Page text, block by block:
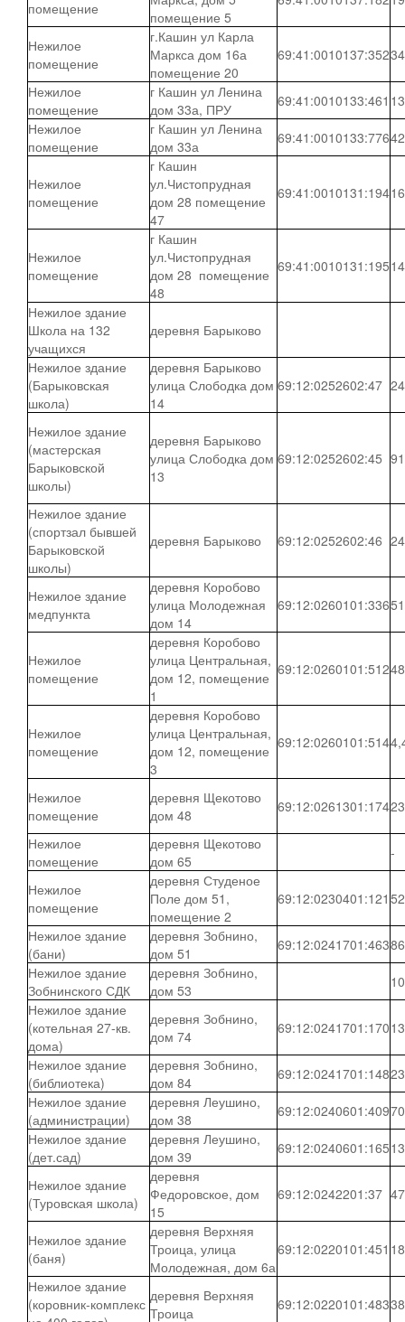
помещение
помещение 5
Нежилое
помещение
г.Кашин ул Карла
Маркса дом 16а
помещение 20
69:41:0010137:352
Нежилое
помещение
г Кашин ул Ленина
дом 33а, ПРУ
69:41:0010133:461
Нежилое
помещение
г Кашин ул Ленина
дом 33а
69:41:0010133:776
Нежилое
помещение
г Кашин
ул.Чистопрудная
дом 28 помещение
47
69:41:0010131:194
Нежилое
помещение
г Кашин
ул.Чистопрудная
дом 28 помещение
48
69:41:0010131:195
Нежилое здание
Школа на 132
учащихся
деревня Барыково
Нежилое здание
(Барыковская
школа)
деревня Барыково
улица Слободка дом
14
69:12:0252602:47
Нежилое здание
(мастерская
Барыковской
школы)
деревня Барыково
улица Слободка дом
13
69:12:0252602:45
Нежилое здание
(спортзал бывшей
Барыковской
школы)
деревня Барыково 69:12:0252602:46
Нежилое здание
медпункта
деревня Коробово
улица Молодежная
дом 14
69:12:0260101:336
Нежилое
помещение
деревня Коробово
улица Центральная,
дом 12, помещение
1
69:12:0260101:512
Нежилое
помещение
деревня Коробово
улица Центральная,
дом 12, помещение
3
69:12:0260101:514
Нежилое
помещение
деревня Щекотово
дом 48
69:12:0261301:174
Нежилое
помещение
деревня Щекотово
дом 65
-
Нежилое
помещение
деревня Студеное
Поле дом 51,
помещение 2
69:12:0230401:121
Нежилое здание
(бани)
деревня Зобнино,
дом 51
69:12:0241701:463
Нежилое здание
Зобнинского СДК
деревня Зобнино,
дом 53
Нежилое здание
(котельная 27-кв.
дома)
деревня Зобнино,
дом 74
69:12:0241701:170
Нежилое здание
(библиотека)
деревня Зобнино,
дом 84
69:12:0241701:148
Нежилое здание
(администрации)
деревня Леушино,
дом 38
69:12:0240601:409
Нежилое здание
(дет.сад)
деревня Леушино,
дом 39
69:12:0240601:165
Нежилое здание
(Туровская школа)
деревня
Федоровское, дом
15
69:12:0242201:37
Нежилое здание
(баня)
деревня Верхняя
Троица, улица
Молодежная, дом 6а
69:12:0220101:451
Нежилое здание
(коровник-комплекс деревня Верхняя
Троица
69:12:0220101:483